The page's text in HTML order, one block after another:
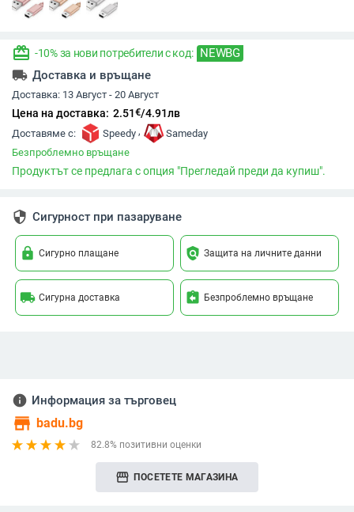
redeem -10% за нови потребители с код: NEWBG
local_shipping Доставка и връщане
Доставка: 13 Август - 20 Август
Цена на доставка: 2.51€/4.91лв
Доставяме с: Speedy ,
Sameday
Безпроблемно връщане
Продуктът се предлага с опция "Прегледай преди да купиш".
security Сигурност при пазаруване
lock Сигурно плащане policy Защита на личните данни
local_shipping Сигурна доставка assignment_return Безпроблемно връщане
info Информация за търговец
store badu.bg
82.8% позитивни оценки
storefront ПОСЕТЕТЕ МАГАЗИНА